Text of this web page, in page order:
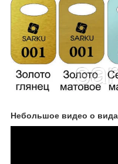
Небольшое видео о